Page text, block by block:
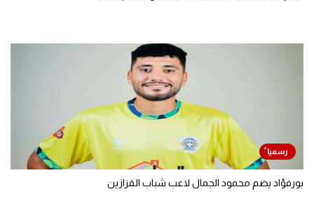
بورفؤاد يضم محمود الجمال لاعب شباب القزازين